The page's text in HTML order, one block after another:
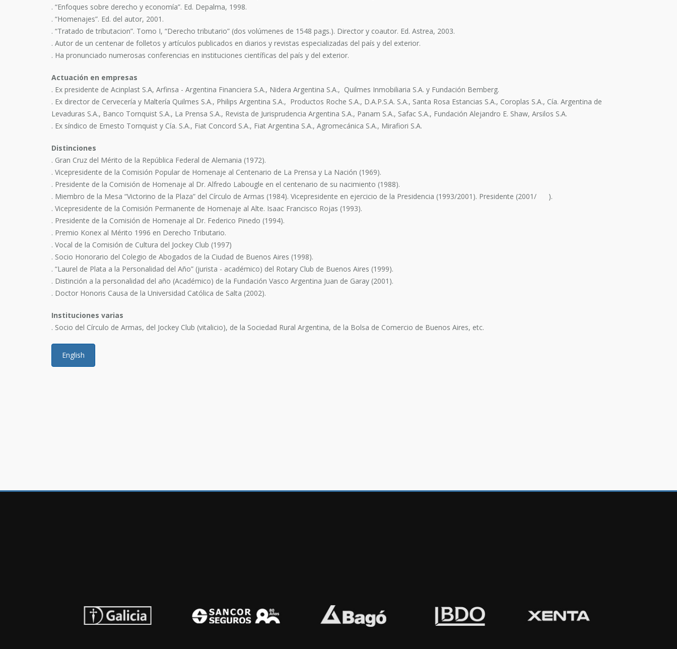
. “Enfoques sobre derecho y economía”. Ed. Depalma, 1998.
. “Homenajes”. Ed. del autor, 2001.
. “Tratado de tributacion”. Tomo I, “Derecho tributario” (dos volúmenes de 1548 pags.). Director y coautor. Ed. Astrea, 2003.
. Autor de un centenar de folletos y artículos publicados en diarios y revistas especializadas del país y del exterior.
. Ha pronunciado numerosas conferencias en instituciones científicas del país y del exterior.
Actuación en empresas
. Ex presidente de Acinplast S.A, Arfinsa - Argentina Financiera S.A., Nidera Argentina S.A., Quilmes Inmobiliaria S.A. y Fundación Bemberg.
. Ex director de Cervecería y Maltería Quilmes S.A., Philips Argentina S.A., Productos Roche S.A., D.A.P.S.A. S.A., Santa Rosa Estancias S.A., Coroplas S.A., Cía. Argentina de
Levaduras S.A., Banco Tornquist S.A., La Prensa S.A., Revista de Jurisprudencia Argentina S.A., Panam S.A., Safac S.A., Fundación Alejandro E. Shaw, Arsilos S.A.
. Ex síndico de Ernesto Tornquist y Cía. S.A., Fiat Concord S.A., Fiat Argentina S.A., Agromecánica S.A., Mirafiori S.A.
Distinciones
. Gran Cruz del Mérito de la República Federal de Alemania (1972).
. Vicepresidente de la Comisión Popular de Homenaje al Centenario de La Prensa y La Nación (1969).
. Presidente de la Comisión de Homenaje al Dr. Alfredo Labougle en el centenario de su nacimiento (1988).
. Miembro de la Mesa “Victorino de la Plaza” del Círculo de Armas (1984). Vicepresidente en ejercicio de la Presidencia (1993/2001). Presidente (2001/ ).
. Vicepresidente de la Comisión Permanente de Homenaje al Alte. Isaac Francisco Rojas (1993).
. Presidente de la Comisión de Homenaje al Dr. Federico Pinedo (1994).
. Premio Konex al Mérito 1996 en Derecho Tributario.
. Vocal de la Comisión de Cultura del Jockey Club (1997)
. Socio Honorario del Colegio de Abogados de la Ciudad de Buenos Aires (1998).
. “Laurel de Plata a la Personalidad del Año” (jurista - académico) del Rotary Club de Buenos Aires (1999).
. Distinción a la personalidad del año (Académico) de la Fundación Vasco Argentina Juan de Garay (2001).
. Doctor Honoris Causa de la Universidad Católica de Salta (2002).
Instituciones varias
. Socio del Círculo de Armas, del Jockey Club (vitalicio), de la Sociedad Rural Argentina, de la Bolsa de Comercio de Buenos Aires, etc.
English